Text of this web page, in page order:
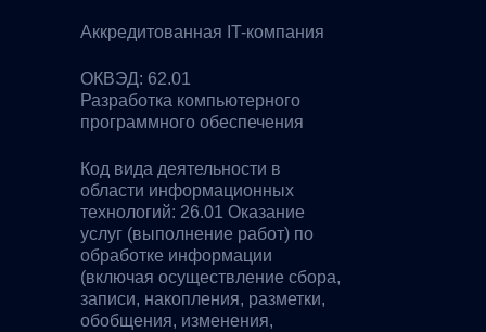
ОКВЭД: 62.01
Разработка компьютерного
программного обеспечения
Аккредитованная IT-компания
Код вида деятельности в
области информационных
технологий: 26.01 Оказание
услуг (выполнение работ) по
обработке информации
(включая осуществление сбора,
записи, накопления, разметки,
обобщения, изменения,